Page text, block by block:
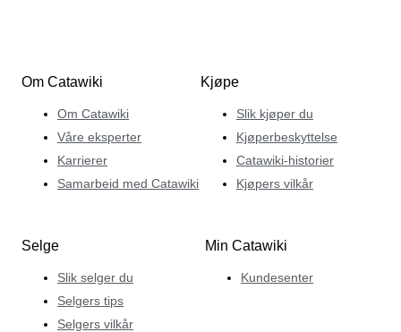
Om Catawiki
Om Catawiki
Våre eksperter
Karrierer
Samarbeid med Catawiki
Kjøpe
Slik kjøper du
Kjøperbeskyttelse
Catawiki-historier
Kjøpers vilkår
Selge
Slik selger du
Selgers tips
Selgers vilkår
Min Catawiki
Kundesenter